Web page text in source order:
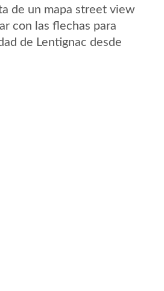
de un mapa street view
con las flechas para
de Lentignac desde